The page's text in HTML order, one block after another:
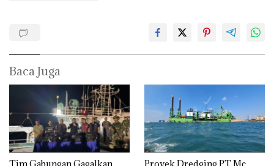
Baca Juga
Tim Gabungan Gagalkan Proyek Dredging PT Mc